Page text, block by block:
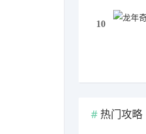
10
热门攻略